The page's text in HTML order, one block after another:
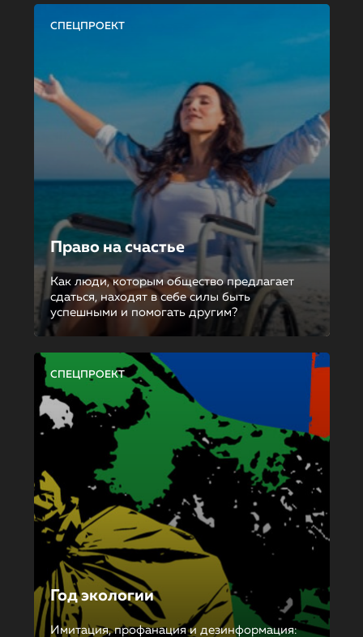
СПЕЦПРОЕКТ
Право на счастье
Как люди, которым общество предлагает
сдаться, находят в себе силы быть
успешными и помогать другим?
СПЕЦПРОЕКТ
Год экологии
Имитация, профанация и дезинформация: